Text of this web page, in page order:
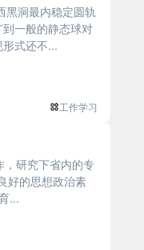
黑洞最内稳定圆轨
一般的静态球对
式还不...
工作学习
研究下省内的专
好的思想政治素
...